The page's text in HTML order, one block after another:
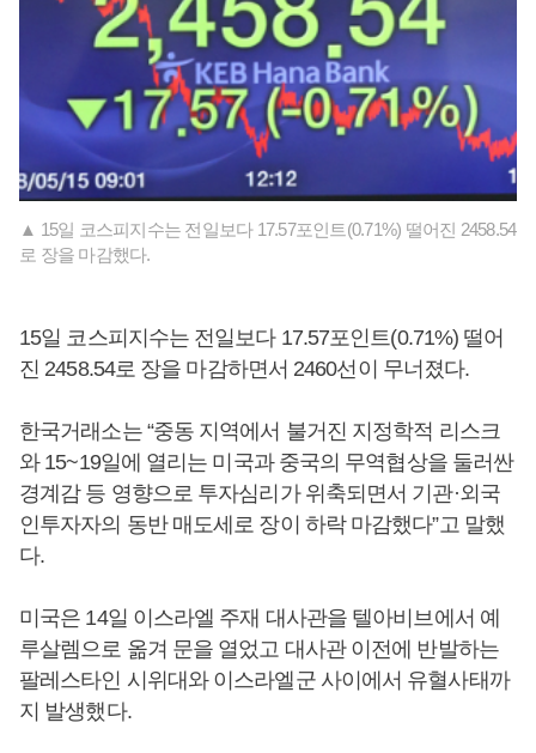
▲ 15일 코스피지수는 전일보다 17.57포인트(0.71%) 떨어진 2458.54
로 장을 마감했다.
15일 코스피지수는 전일보다 17.57포인트(0.71%) 떨어
진 2458.54로 장을 마감하면서 2460선이 무너졌다.
한국거래소는 “중동 지역에서 불거진 지정학적 리스크
와 15~19일에 열리는 미국과 중국의 무역협상을 둘러싼
경계감 등 영향으로 투자심리가 위축되면서 기관·외국
인투자자의 동반 매도세로 장이 하락 마감했다”고 말했
다.
미국은 14일 이스라엘 주재 대사관을 텔아비브에서 예
루살렘으로 옮겨 문을 열었고 대사관 이전에 반발하는
팔레스타인 시위대와 이스라엘군 사이에서 유혈사태까
지 발생했다.